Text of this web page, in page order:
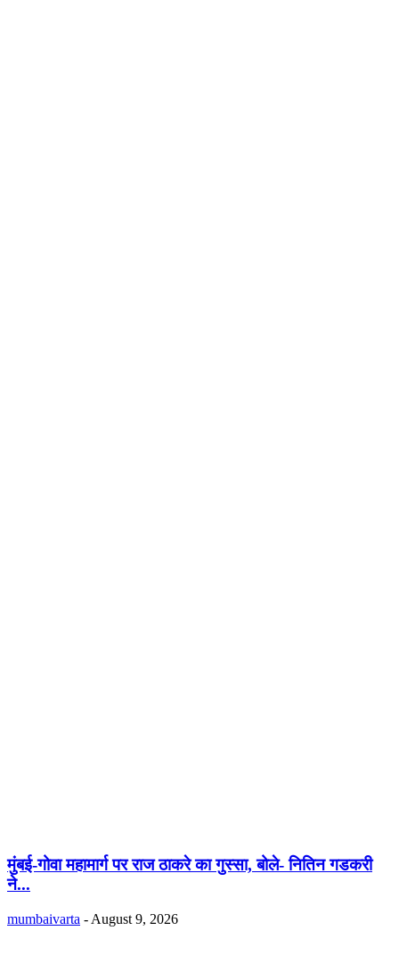
मुंबई-गोवा महामार्ग पर राज ठाकरे का गुस्सा, बोले- नितिन गडकरी
ने...
mumbaivarta - August 9, 2026